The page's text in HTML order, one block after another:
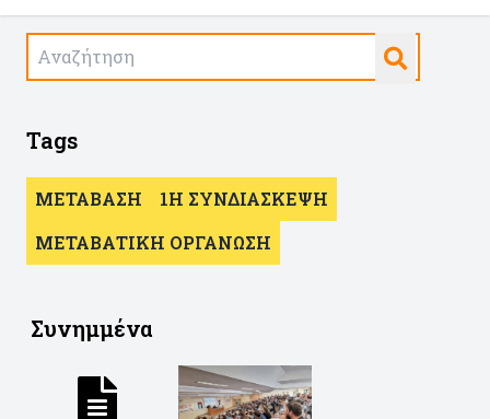
Tags
ΜΕΤΑΒΑΣΗ
1Η ΣΥΝΔΙΑΣΚΕΨΗ
ΜΕΤΑΒΑΤΙΚΗ ΟΡΓΑΝΩΣΗ
Συνημμένα